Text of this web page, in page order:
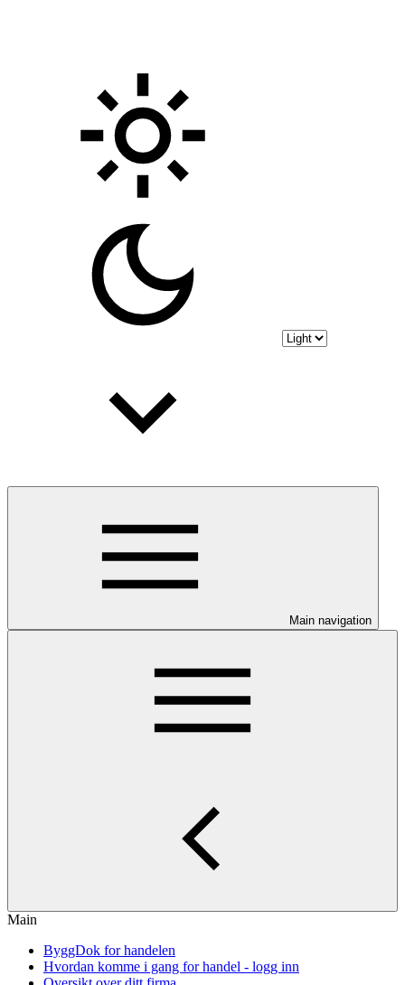
Main navigation
Main
ByggDok for handelen
Hvordan komme i gang for handel - logg inn